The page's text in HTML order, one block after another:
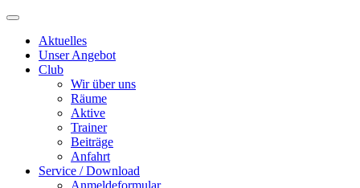
Aktuelles
Unser Angebot
Club
Wir über uns
Räume
Aktive
Trainer
Beiträge
Anfahrt
Service / Download
Anmeldeformular